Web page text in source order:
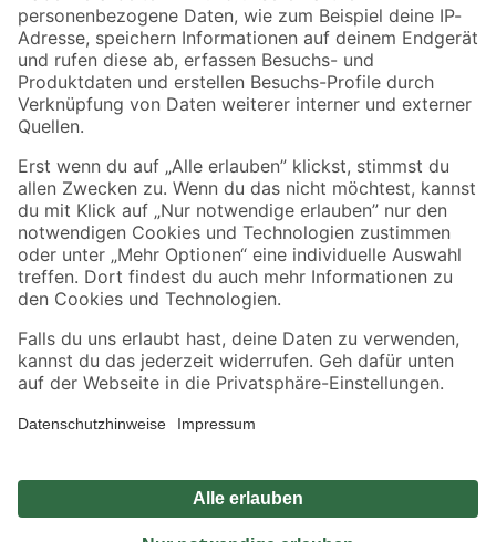
Zahlungsarten Versandarten
Sicher einkaufen
Jetzt die toom-App herunterladen
Alle Preisangaben in EUR inkl. gesetzl. MwSt.. Die dargestellten Angebote sind unter
Umständen nicht in allen Märkten verfügbar. Die angegebenen Verfügbarkeiten beziehen
Produkte nur solange der Vorrat reicht.
*Paketversand ab 59 € versandkostenfrei, gilt nicht für Artikel mit Speditionsversand, hier
Privatsphäre Impressum
Nutzungsbedingungen
Widerrufsrecht
Vertrag widerrufen